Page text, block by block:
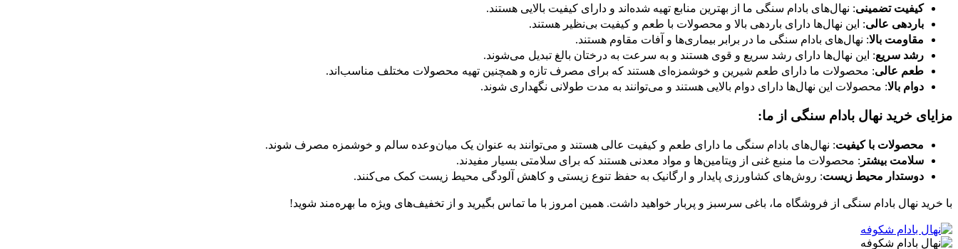
کیفیت تضمینی: نهال‌های بادام سنگی ما از بهترین منابع تهیه شده‌اند و دارای کیفیت بالایی هستند.
باردهی عالی: این نهال‌ها دارای باردهی بالا و محصولات با طعم و کیفیت بی‌نظیر هستند.
مقاومت بالا: نهال‌های بادام سنگی ما در برابر بیماری‌ها و آفات مقاوم هستند.
رشد سریع: این نهال‌ها دارای رشد سریع و قوی هستند و به سرعت به درختان بالغ تبدیل می‌شوند.
طعم عالی: محصولات ما دارای طعم شیرین و خوشمزه‌ای هستند که برای مصرف تازه و همچنین تهیه محصولات مختلف مناسب‌اند.
دوام بالا: محصولات این نهال‌ها دارای دوام بالایی هستند و می‌توانند به مدت طولانی نگهداری شوند.
مزایای خرید نهال بادام سنگی از ما:
محصولات با کیفیت: نهال‌های بادام سنگی ما دارای طعم و کیفیت عالی هستند و می‌توانند به عنوان یک میان‌وعده سالم و خوشمزه مصرف شوند.
سلامت بیشتر : محصولات ما منبع غنی از ویتامین‌ها و مواد معدنی هستند که برای سلامتی بسیار مفیدند.
دوستدار محیط زیست: روش‌های کشاورزی پایدار و ارگانیک به حفظ تنوع زیستی و کاهش آلودگی محیط زیست کمک می‌کنند.
با خرید نهال بادام سنگی از فروشگاه ما، باغی سرسبز و پربار خواهید داشت. همین امروز با ما تماس بگیرید و از تخفیف‌های ویژه ما بهره‌مند شوید!